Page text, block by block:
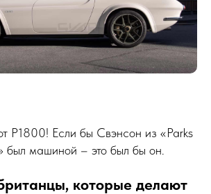
P1800! Если бы Свэнсон из «Parks
был машиной – это был бы он.
которые делают